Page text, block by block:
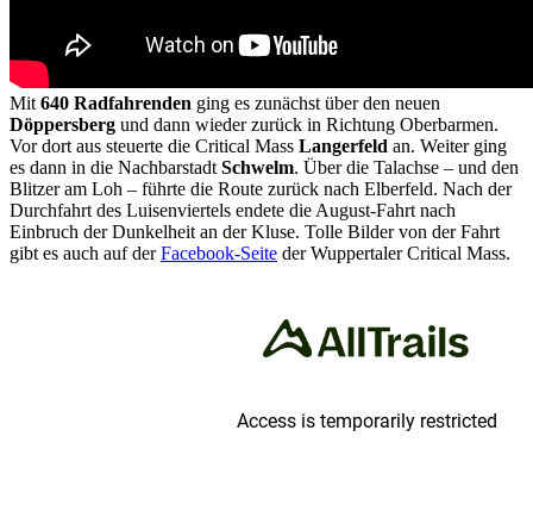
Mit 640 Radfahrenden ging es zunächst über den neuen
Döppersberg und dann wieder zurück in Richtung Oberbarmen.
Vor dort aus steuerte die Critical Mass Langerfeld an. Weiter ging
es dann in die Nachbarstadt Schwelm. Über die Talachse – und den
Blitzer am Loh – führte die Route zurück nach Elberfeld. Nach der
Durchfahrt des Luisenviertels endete die August-Fahrt nach
Einbruch der Dunkelheit an der Kluse. Tolle Bilder von der Fahrt
gibt es auch auf derFacebook-Seite der Wuppertaler Critical Mass.